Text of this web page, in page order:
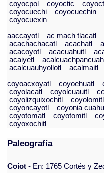
coyocpol
coyoctic
coyocuechi
coyocuechin
coyocuexin
aaccayotl
ac mach tlacatl
acachachacatl
acachatl
acacoyotl
acacuahuitl
acaiyetl
acalcuauhyollotl
acalmaitl
coyoacxoyatl
coyoehuatl
coyolacatl
coyolcuauitl
coyolizquixochitl
coyolomitl
coyoncayotl
coyonia
coyotomatl
coyotomitl
coyoxochitl
Paleografía
Coiot - En: 1765 Cortés y